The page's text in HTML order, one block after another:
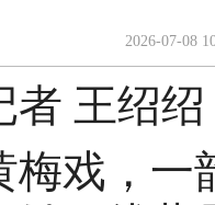
2026-07-08
王绍绍
戏，一